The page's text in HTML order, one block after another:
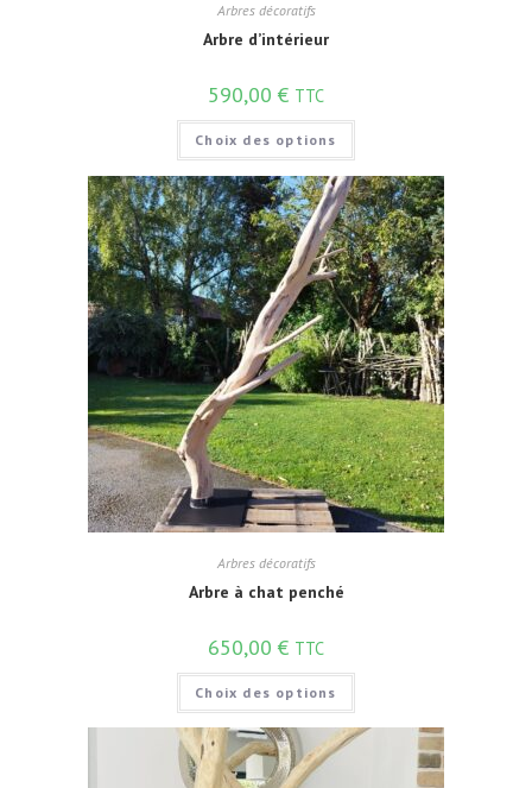
Arbres décoratifs
Arbre d’intérieur
590,00 € TTC
Choix des options
Arbres décoratifs
Arbre à chat penché
650,00 € TTC
Choix des options